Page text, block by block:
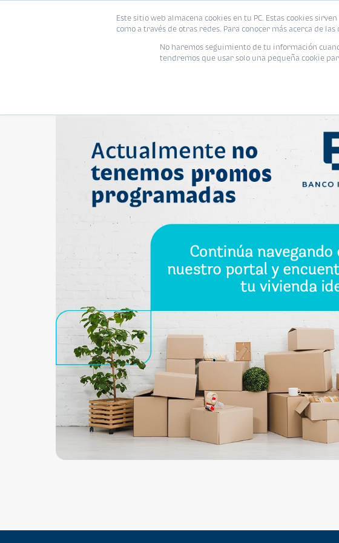
Este sitio web almacena cookies en tu PC. Estas cookies
como a través de otras redes. Para conocer más acerca de
No haremos seguimiento de tu información
tendremos que usar solo una pequeña cookie
Viviendas